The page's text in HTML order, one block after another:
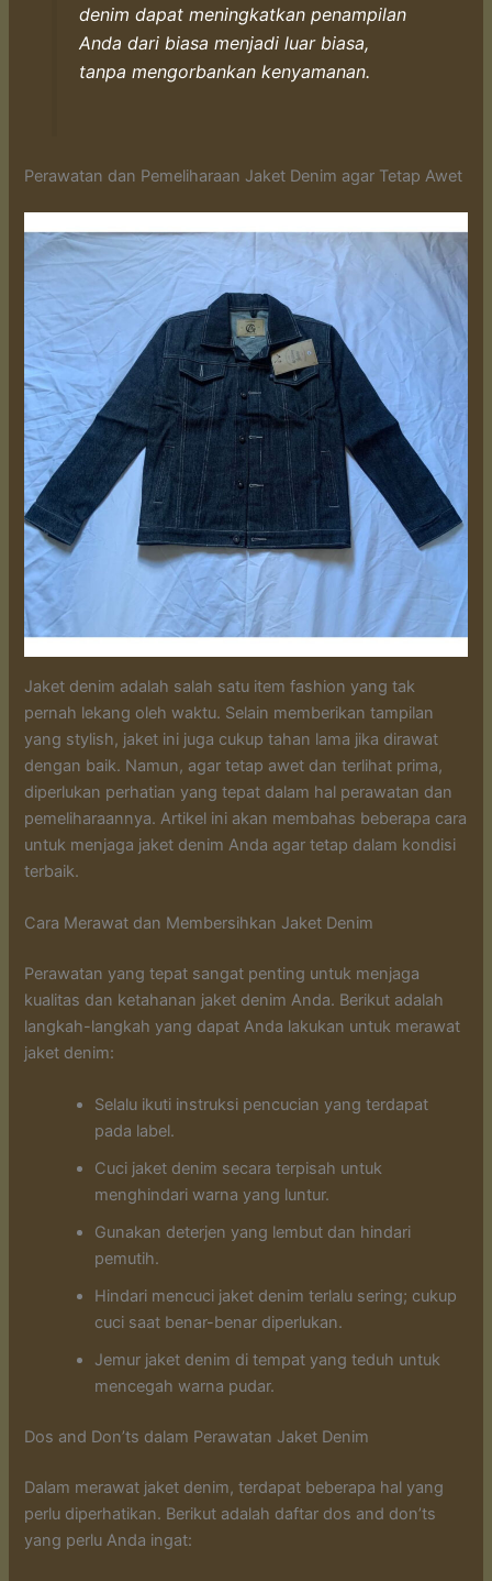
denim dapat meningkatkan penampilan
Anda dari biasa menjadi luar biasa,
tanpa mengorbankan kenyamanan.
Perawatan dan Pemeliharaan Jaket Denim agar Tetap Awet
Jaket denim adalah salah satu item fashion yang tak
pernah lekang oleh waktu. Selain memberikan tampilan
yang stylish, jaket ini juga cukup tahan lama jika dirawat
dengan baik. Namun, agar tetap awet dan terlihat prima,
diperlukan perhatian yang tepat dalam hal perawatan dan
pemeliharaannya. Artikel ini akan membahas beberapa cara
untuk menjaga jaket denim Anda agar tetap dalam kondisi
terbaik.
Cara Merawat dan Membersihkan Jaket Denim
Perawatan yang tepat sangat penting untuk menjaga
kualitas dan ketahanan jaket denim Anda. Berikut adalah
langkah-langkah yang dapat Anda lakukan untuk merawat
jaket denim:
Selalu ikuti instruksi pencucian yang terdapat
pada label.
Cuci jaket denim secara terpisah untuk
menghindari warna yang luntur.
Gunakan deterjen yang lembut dan hindari
pemutih.
Hindari mencuci jaket denim terlalu sering; cukup
cuci saat benar-benar diperlukan.
Jemur jaket denim di tempat yang teduh untuk
mencegah warna pudar.
Dos and Don’ts dalam Perawatan Jaket Denim
Dalam merawat jaket denim, terdapat beberapa hal yang
perlu diperhatikan. Berikut adalah daftar dos and don’ts
yang perlu Anda ingat: